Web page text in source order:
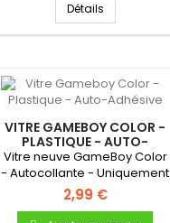
Détails
VITRE GAMEBOY COLOR -
PLASTIQUE - AUTO-
ADHÉSIVE
Vitre neuve GameBoy Color
- Autocollante - Uniquement
pour Gameboy Color.
2,99 €